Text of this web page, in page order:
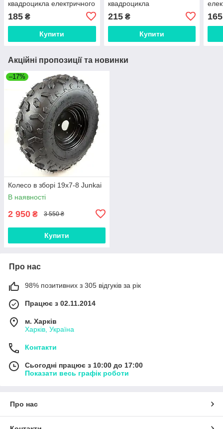
квадроцикла електричного
185 ₴
Купити
квадроцикла
215₴
Купити
165
Акційні пропозиції та новинки
–17%
Колесо в зборі 19х7-8 Junkai
В наявності
2 950 ₴ 3 550 ₴
Купити
Про нас
98% позитивних з 305 відгуків за рік
Працює з 02.11.2014
м. Харків
Харків, Україна
Контакти
Сьогодні працює з 10:00 до 17:00
Показати весь графік роботи
Про нас